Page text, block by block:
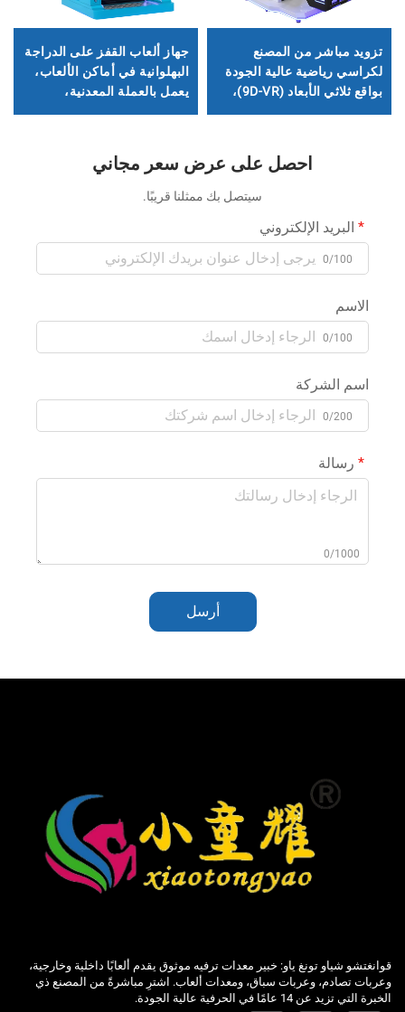
تزويد مباشر من المصنع
لكراسي رياضية عالية الجودة
بواقع ثلاثي الأبعاد (9D-VR)،
جهاز ألعاب القفز على الدراجة
البهلوانية في أماكن الألعاب،
يعمل بالعملة المعدنية،
احصل على عرض سعر مجاني
سيتصل بك ممثلنا قريبًا.
البريد الإلكتروني
0/100
الاسم
0/100
اسم الشركة
0/200
رسالة
0/1000
أرسل
قوانغتشو شياو تونغ ياو: خبير معدات ترفيه موثوق يقدم ألعابًا داخلية وخارجية،
وعربات تصادم، وعربات سباق، ومعدات ألعاب. اشترِ مباشرةً من المصنع ذي
الخبرة التي تزيد عن 14 عامًا في الحرفية عالية الجودة.